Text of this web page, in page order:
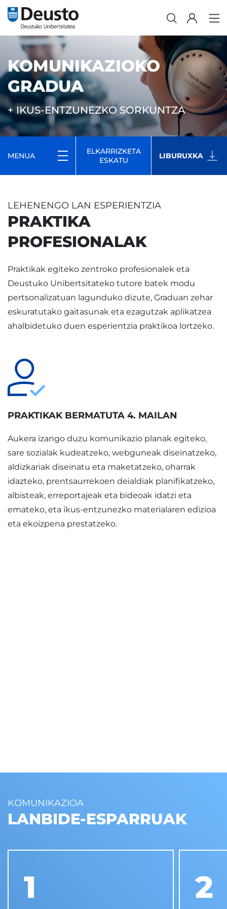
KOMUNIKAZIOKO
GRADUA
+ IKUS-ENTZUNEZKO SORKUNTZA
MENUA
ELKARRIZKETA
ESKATU
LIBURUXKA
LEHENENGO LAN ESPERIENTZIA
PRAKTIKA
PROFESIONALAK
Praktikak egiteko zentroko profesionalek eta
Deustuko Unibertsitateko tutore batek modu
pertsonalizatuan lagunduko dizute, Graduan zehar
eskuratutako gaitasunak eta ezagutzak aplikatzea
ahalbidetuko duen esperientzia praktikoa lortzeko.
PRAKTIKAK BERMATUTA 4. MAILAN
Aukera izango duzu komunikazio planak egiteko,
sare sozialak kudeatzeko, webguneak diseinatzeko,
aldizkariak diseinatu eta maketatzeko, oharrak
idazteko, prentsaurrekoen deialdiak planifikatzeko,
albisteak, erreportajeak eta bideoak idatzi eta
emateko, eta ikus-entzunezko materialaren edizioa
eta ekoizpena prestatzeko.
KOMUNIKAZIOA
LANBIDE-ESPARRUAK
1 2